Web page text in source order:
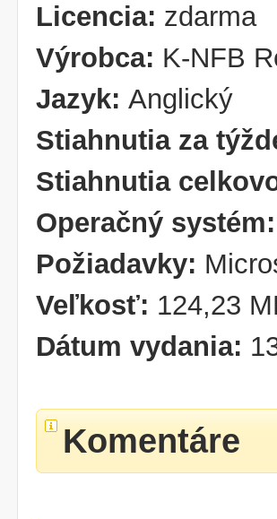
Licencia: zdarma
Výrobca: K-NFB
Jazyk: Anglický
Stiahnutia za
Stiahnutia
Operačný systém:
Požiadavky:
Veľkosť: 124,23
Dátum vydania:
Komentáre